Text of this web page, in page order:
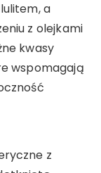
a
z olejkami
kwasy
wspomagają
z